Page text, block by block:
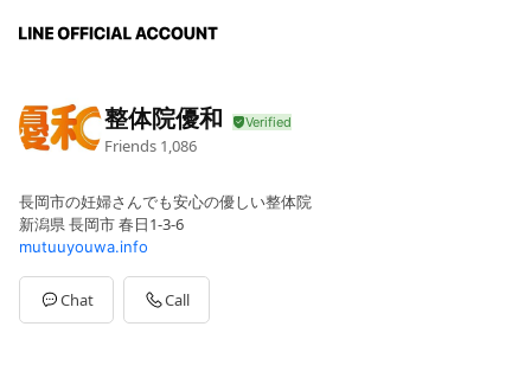
整体院優和
Friends 1,086
長岡市の妊婦さんでも安心の優しい整体院
新潟県 長岡市 春日1-3-6
mutuuyouwa.info
Chat Call